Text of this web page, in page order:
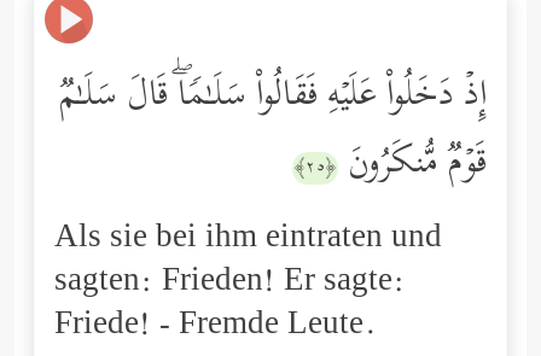
إِذۡ دَخَلُواْ عَلَیۡهِ فَقَالُواْ سَلَـٰمࣰاۖ قَالَ سَلَـٰمࣱ
قَوۡمࣱ مُّنكَرُونَ ﴿٢٥﴾
Als sie bei ihm eintraten und
sagten: Frieden! Er sagte:
Friede! - Fremde Leute.